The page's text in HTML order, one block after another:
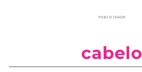
PUBLICIDADE
cabelo